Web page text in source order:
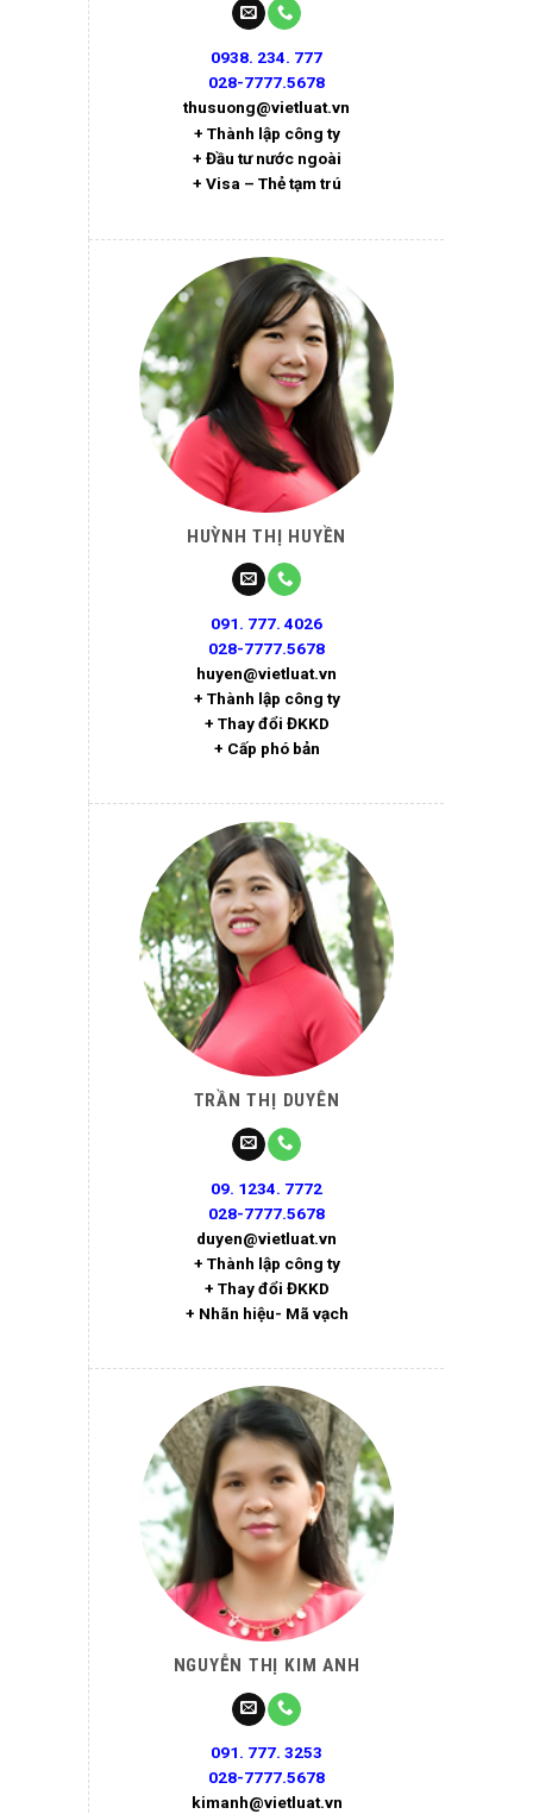
0938. 234. 777
028-7777.5678
thusuong@vietluat.vn
+ Thành lập công ty
+ Đầu tư nước ngoài
+ Visa – Thẻ tạm trú
HUỲNH THỊ HUYỀN
091. 777. 4026
028-7777.5678
huyen@vietluat.vn
+ Thành lập công ty
+ Thay đổi ĐKKD
+ Cấp phó bản
TRẦN THỊ DUYÊN
09. 1234. 7772
028-7777.5678
duyen@vietluat.vn
+ Thành lập công ty
+ Thay đổi ĐKKD
+ Nhãn hiệu- Mã vạch
NGUYỄN THỊ KIM ANH
091. 777. 3253
028-7777.5678
kimanh@vietluat.vn